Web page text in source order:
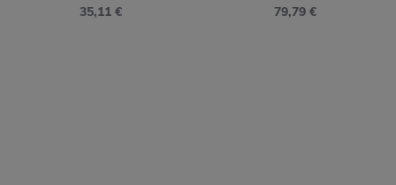
35,11 € 79,79 €